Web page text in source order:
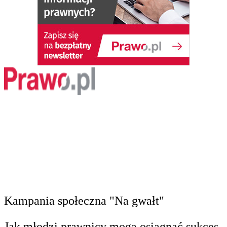
Kampania społeczna "Na gwałt"